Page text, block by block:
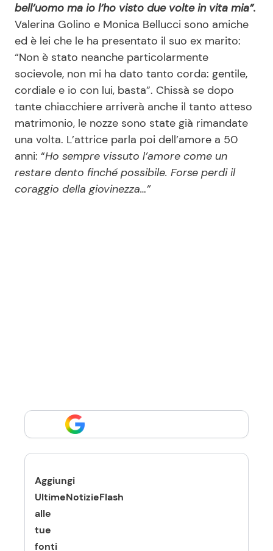
bell’uomo ma io l’ho visto due volte in vita mia”.
Valerina Golino e Monica Bellucci sono amiche
ed è lei che le ha presentato il suo ex marito:
“Non è stato neanche particolarmente
socievole, non mi ha dato tanto corda: gentile,
cordiale e io con lui, basta”. Chissà se dopo
tante chiacchiere arriverà anche il tanto atteso
matrimonio, le nozze sono state già rimandate
una volta. L’attrice parla poi dell’amore a 50
anni: “Ho sempre vissuto l’amore come un
restare dento finché possibile. Forse perdi il
coraggio della giovinezza…”
Aggiungi
UltimeNotizieFlash
alle
tue
fonti